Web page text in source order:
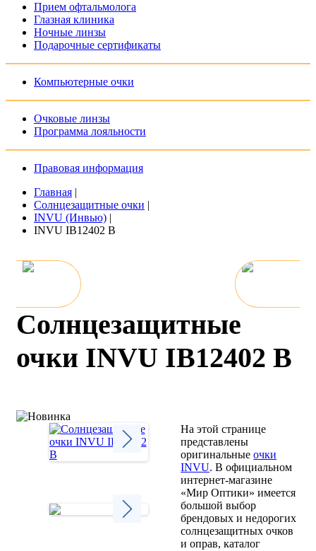
Прием офтальмолога
Глазная клиника
Ночные линзы
Подарочные сертификаты
Компьютерные очки
Очковые линзы
Программа лояльности
Правовая информация
Главная |
Солнцезащитные очки |
INVU (Инвью) |
INVU IB12402 B
Солнцезащитные
очки INVU IB12402 B
На этой странице
представлены
оригинальныеочки
INVU. В официальном
интернет-магазине
«Мир Оптики» имеется
большой выбор
брендовых и недорогих
солнцезащитных очков
и оправ, каталог